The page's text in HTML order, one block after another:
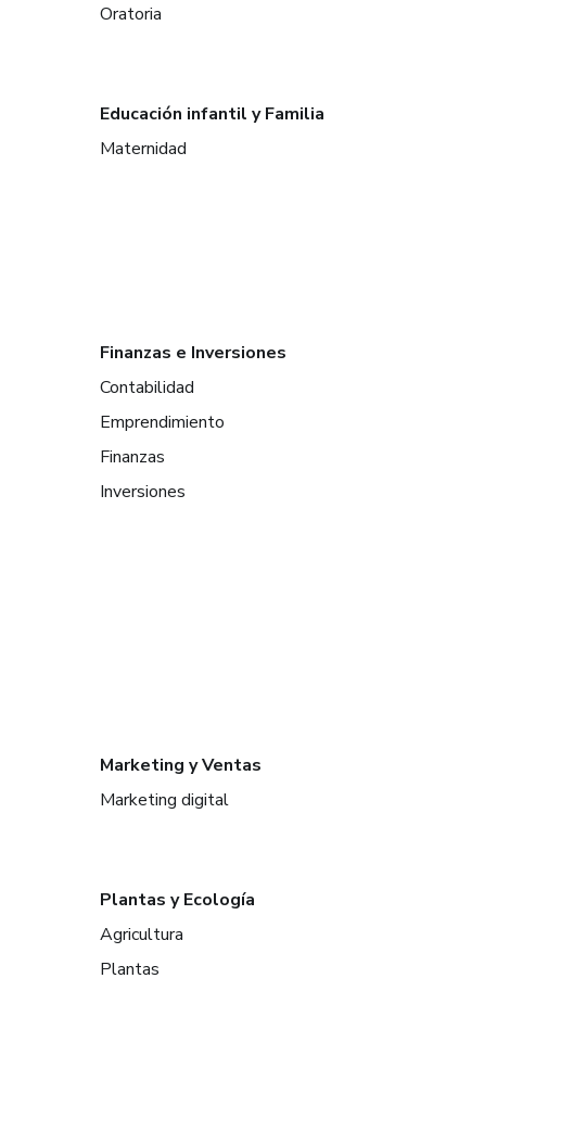
Oratoria
Educación infantil y Familia
Maternidad
Finanzas e Inversiones
Contabilidad
Emprendimiento
Finanzas
Inversiones
Marketing y Ventas
Marketing digital
Plantas y Ecología
Agricultura
Plantas